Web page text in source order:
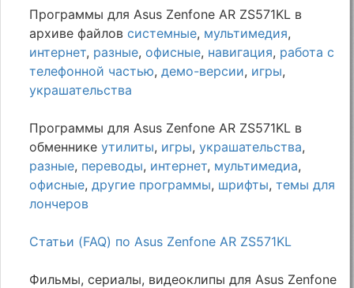
Программы для Asus Zenfone AR ZS571KL в
архиве файловсистемные, мультимедия,
интернет, разные,офисные, навигация, работа с
телефонной частью,демо-версии, игры,
украшательства
Программы для Asus Zenfone AR ZS571KL в
обменникеутилиты, игры,украшательства,
разные, переводы, интернет, мультимедиа,
офисные,другие программы, шрифты,темы для
лончеров
Статьи (FAQ) по Asus Zenfone AR ZS571KL
Фильмы, сериалы, видеоклипы для Asus Zenfone